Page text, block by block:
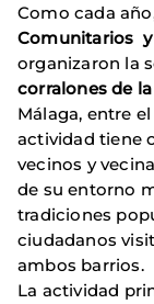
Como cada
Comunitarios y
organizaron la
corralones de
Málaga, entre el
actividad tiene
vecinos y
de su entorno
tradiciones
ciudadanos
ambos barrios.
La actividad